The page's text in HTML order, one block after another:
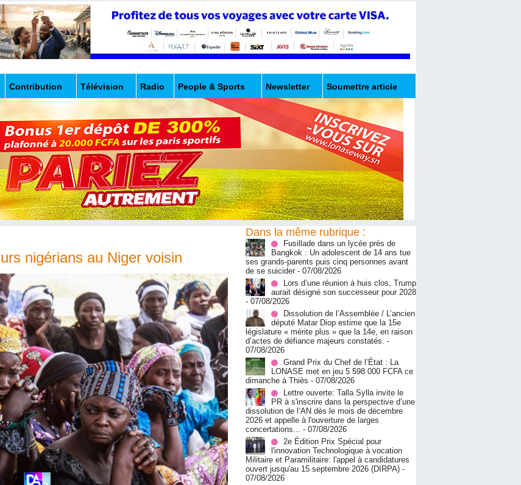
Contribution Télévision Radio People & Sports Newsletter Soumettre article
nigérians au Niger voisin
Dans la même rubrique :
Fusillade dans un lycée près de
Bangkok : Un adolescent de 14 ans tue
ses grands-parents puis cinq personnes avant
de se suicider - 07/08/2026
Lors d’une réunion à huis clos, Trump
aurait désigné son successeur pour 2028
- 07/08/2026
Dissolution de l’Assemblée / L’ancien
député Matar Diop estime que la 15e
législature « mérite plus » que la 14e, en raison
d’actes de défiance majeurs constatés. -
07/08/2026
Grand Prix du Chef de l’État : La
LONASE met en jeu 5 598 000 FCFA ce
dimanche à Thiès - 07/08/2026
Lettre ouverte: Talla Sylla invite le
PR à s'inscrire dans la perspective d’une
dissolution de l’AN dès le mois de décembre
2026 et appelle à l'ouverture de larges
concertations... - 07/08/2026
2e Édition Prix Spécial pour
l'innovation Technologique à vocation
Militaire et Paramilitaire: l'appel à candidatures
ouvert jusqu'au 15 septembre 2026 (DIRPA) -
07/08/2026